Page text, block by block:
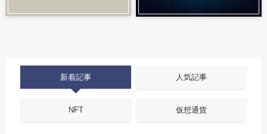
新着記事 人気記事
NFT 仮想通貨